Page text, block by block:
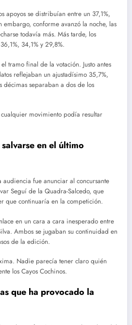
apoyos se distribuían entre un 37,1%,
embargo, conforme avanzó la noche, las
todavía más. Más tarde, los
34,1% y 29,8%.
tramo final de la votación. Justo antes
reflejaban un ajustadísimo 35,7%,
décimas separaban a dos de los
movimiento podía resultar
en el último
fue anunciar al concursante
Seguí de la Quadra-Salcedo, que
que continuaría en la competición.
en un cara a cara inesperado entre
Ambos se jugaban su continuidad en
de la edición.
Nadie parecía tener claro quién
los Cayos Cochinos.
que ha provocado la